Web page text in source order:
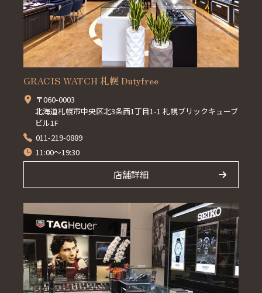
GRACIS WATCH 札幌 Dutyfree
〒060-0003
北海道札幌市中央区北3条西1丁目1-1 札幌ブリックキューブ
ビル1F
011-219-0889
11:00～19:30
店舗詳細